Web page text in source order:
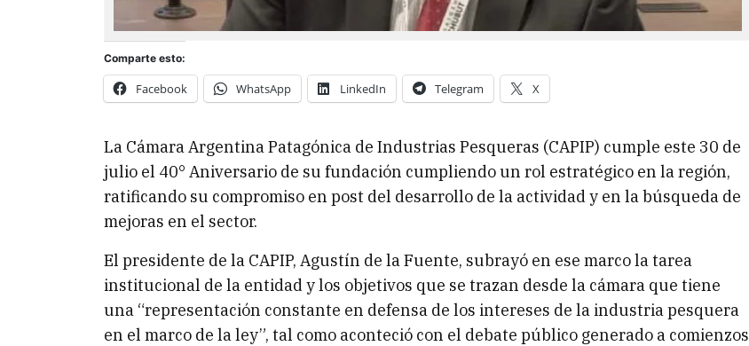
Comparte esto:
Facebook WhatsApp LinkedIn Telegram X
La Cámara Argentina Patagónica de Industrias Pesqueras (CAPIP) cumple este 30 de
julio el 40° Aniversario de su fundación cumpliendo un rol estratégico en la región,
ratificando su compromiso en post del desarrollo de la actividad y en la búsqueda de
mejoras en el sector.
El presidente de la CAPIP, Agustín de la Fuente, subrayó en ese marco la tarea
institucional de la entidad y los objetivos que se trazan desde la cámara que tiene
una “representación constante en defensa de los intereses de la industria pesquera
en el marco de la ley”, tal como aconteció con el debate público generado a comienzos